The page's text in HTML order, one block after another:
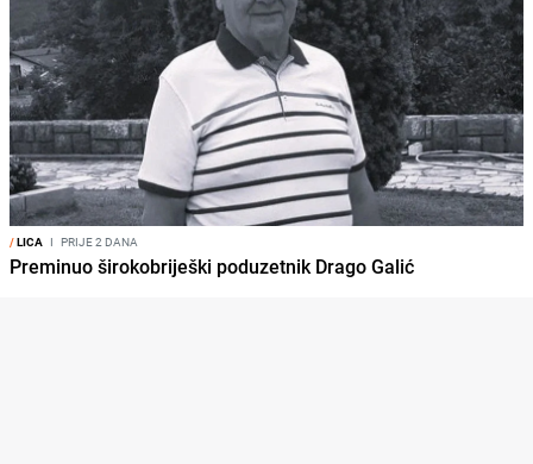
/LICA I PRIJE 2 DANA
Preminuo širokobriješki poduzetnik Drago Galić